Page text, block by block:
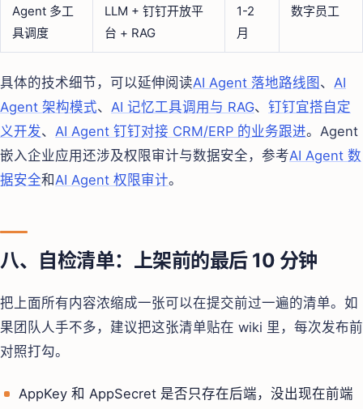
Agent 多工
具调度
LLM + 钉钉开放平
台 + RAG
1-2
月
数字员工
具体的技术细节，可以延伸阅读AI Agent 落地路线图 、 AI
Agent 架构模式、 AI 记忆工具调用与 RAG、 钉钉宜搭自定
义开发、 AI Agent 钉钉对接 CRM/ERP 的业务跟进。Agent
嵌入企业应用还涉及权限审计与数据安全，参考AI Agent 数
据安全和AI Agent 权限审计。
八、自检清单：上架前的最后 10 分钟
把上面所有内容浓缩成一张可以在提交前过一遍的清单。如
果团队人手不多，建议把这张清单贴在 wiki 里，每次发布前
对照打勾。
AppKey 和 AppSecret 是否只存在后端，没出现在前端